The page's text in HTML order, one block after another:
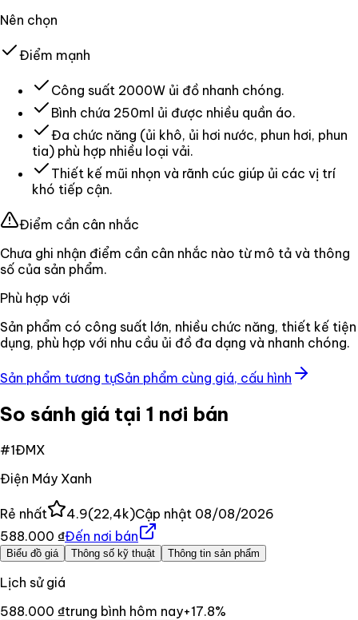
Nên chọn
Điểm mạnh
Công suất 2000W ủi đồ nhanh chóng.
Bình chứa 250ml ủi được nhiều quần áo.
Đa chức năng (ủi khô, ủi hơi nước, phun hơi, phun
tia) phù hợp nhiều loại vải.
Thiết kế mũi nhọn và rãnh cúc giúp ủi các vị trí
khó tiếp cận.
Điểm cần cân nhắc
Chưa ghi nhận điểm cần cân nhắc nào từ mô tả và thông
số của sản phẩm.
Phù hợp với
Sản phẩm có công suất lớn, nhiều chức năng, thiết kế tiện
dụng, phù hợp với nhu cầu ủi đồ đa dạng và nhanh chóng.
Sản phẩm tương tựSản phẩm cùng giá, cấu hình
So sánh giá tại 1 nơi bán
#1ĐMX
Điện Máy Xanh
Rẻ nhất 4.9(22,4k)Cập nhật 08/08/2026
588.000 ₫Đến nơi bán
Biểu đồ giá Thông số kỹ thuật Thông tin sản phẩm
Lịch sử giá
588.000 ₫trung bình hôm nay+17.8%